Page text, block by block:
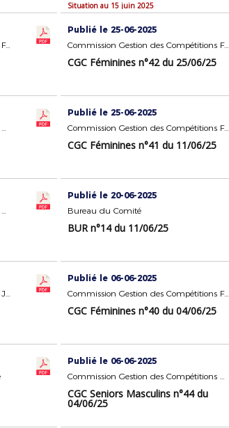
Situation au 15 juin 2025
Commission Gestion des Compétitions FUTSAL
Publié le 25-06-2025
Commission Gestion des Compétitions Féminines
CGC Féminines n°42 du 25/06/25
Commission Gestion des Compétitions Seniors Masculins
Publié le 25-06-2025
Commission Gestion des Compétitions Féminines
CGC Féminines n°41 du 11/06/25
Commission Gestion des Compétitions Seniors Masculins
Publié le 20-06-2025
Bureau du Comité
BUR n°14 du 11/06/25
Commission Gestion des Compétitions Jeunes Masculins
Publié le 06-06-2025
Commission Gestion des Compétitions Féminines
CGC Féminines n°40 du 04/06/25
Publié le 06-06-2025
Commission Gestion des Compétitions Seniors Masculins
CGC Seniors Masculins n°44 du
04/06/25